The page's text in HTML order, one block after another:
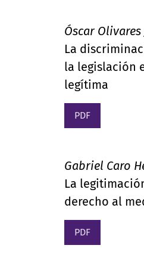
Óscar Olivares
La
la legislación
legítima
PDF
Gabriel Caro
La
derecho al
PDF